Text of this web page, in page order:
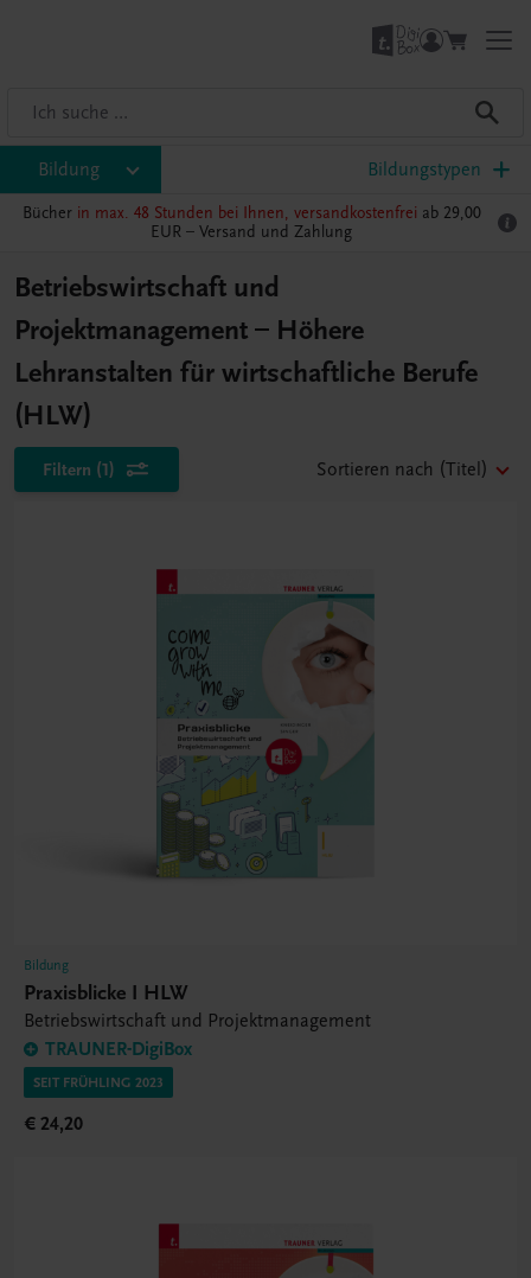
Bildung Bildungstypen
Bücher in max. 48 Stunden bei Ihnen, versandkostenfrei ab 29,00
EUR – Versand und Zahlung
Betriebswirtschaft und
Projektmanagement – Höhere
Lehranstalten für wirtschaftliche Berufe
(HLW)
Filtern (1) Sortieren nach (Titel)
Bildung
Praxisblicke I HLW
Betriebswirtschaft und Projektmanagement
TRAUNER-DigiBox
SEIT FRÜHLING 2023
€ 24,20